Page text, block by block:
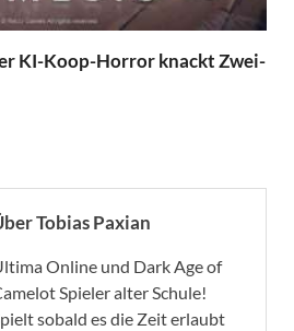
KI-Koop-Horror knackt Zwei-
Tobias Paxian
Online und Dark Age of
Spieler alter Schule!
sobald es die Zeit erlaubt